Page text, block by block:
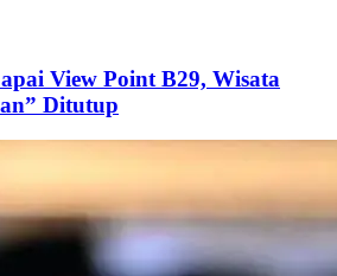
View Point B29, Wisata
Ditutup